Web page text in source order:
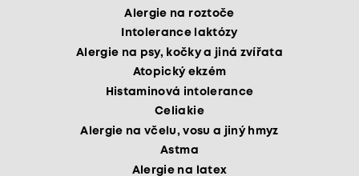
Alergie na roztoče
Intolerance laktózy
Alergie na psy, kočky a jiná zvířata
Atopický ekzém
Histaminová intolerance
Celiakie
Alergie na včelu, vosu a jiný hmyz
Astma
Alergie na latex